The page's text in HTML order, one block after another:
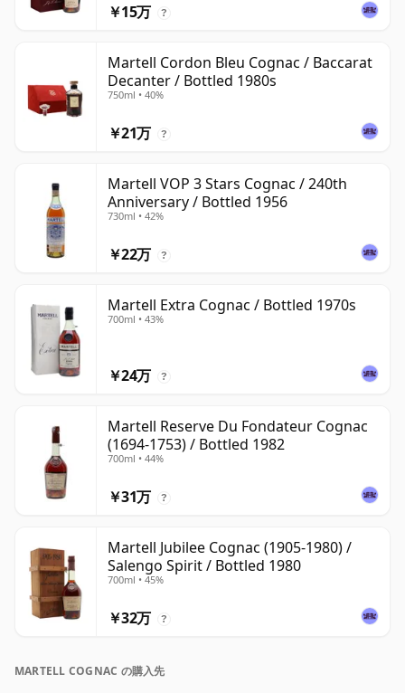
￥15万 ?
Martell Cordon Bleu Cognac / Baccarat
Decanter / Bottled 1980s
750ml • 40%
￥21万 ?
Martell VOP 3 Stars Cognac / 240th
Anniversary / Bottled 1956
730ml • 42%
￥22万 ?
Martell Extra Cognac / Bottled 1970s
700ml • 43%
￥24万 ?
Martell Reserve Du Fondateur Cognac
(1694-1753) / Bottled 1982
700ml • 44%
￥31万 ?
Martell Jubilee Cognac (1905-1980) /
Salengo Spirit / Bottled 1980
700ml • 45%
￥32万 ?
MARTELL COGNAC の購入先